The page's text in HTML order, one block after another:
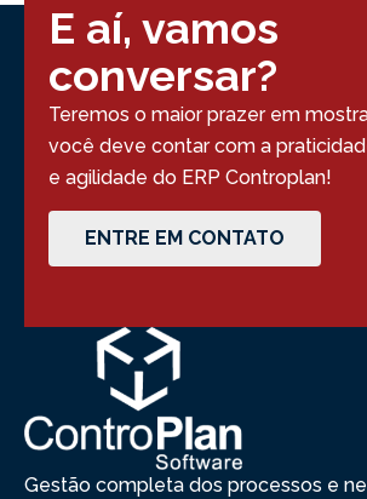
E aí, vamos
conversar?
Teremos o maior prazer em
você deve contar com a
e agilidade do ERP Controplan!
ENTRE EM CONTATO
Gestão completa dos processos e